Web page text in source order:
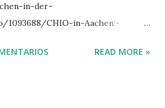
in-der-
CHIO-in-Aachen:-
READ MORE »